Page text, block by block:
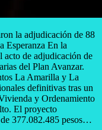
la adjudicación de 88
Esperanza En la
acto de adjudicación de
del Plan Avanzar.
La Amarilla y La
definitivas tras un
y Ordenamiento
El proyecto
377.082.485 pesos…